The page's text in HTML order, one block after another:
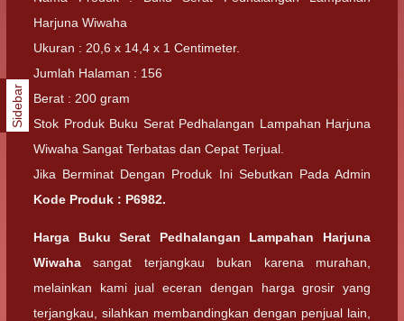
Harjuna Wiwaha
Ukuran : 20,6 x 14,4 x 1 Centimeter.
Jumlah Halaman : 156
Berat : 200 gram
Stok Produk Buku Serat Pedhalangan Lampahan Harjuna
Wiwaha Sangat Terbatas dan Cepat Terjual.
Jika Berminat Dengan Produk Ini Sebutkan Pada Admin
Kode Produk : P6982.
Harga Buku Serat Pedhalangan Lampahan Harjuna
Wiwaha sangat terjangkau bukan karena murahan,
melainkan kami jual eceran dengan harga grosir yang
terjangkau, silahkan membandingkan dengan penjual lain,
Sidebar